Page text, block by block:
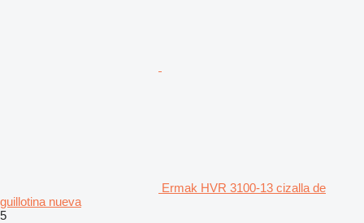
Ermak HVR 3100-13 cizalla de
guillotina nueva
5